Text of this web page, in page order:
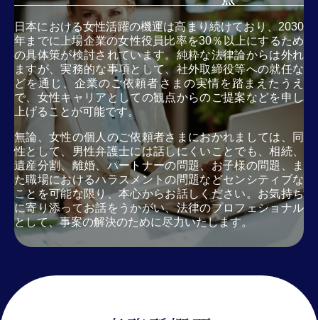
日本における女性活躍の機運は高まり続けており、2030
年までに上場企業の女性役員比率を30％以上にするため
の具体策が検討されています。純粋な法律論からは外れ
ますが、実務的な事項として、社外取締役等への就任な
どを通じ、企業のご依頼者さまの実情を踏まえたうえ
で、女性キャリアとしての観点からのご提案などを申し
上げることが可能です。
無論、女性の個人のご依頼者さまにおかれましては、同
性として、男性弁護士には話しにくいことでも、相続、
遺産分割、離婚、パートナーの問題、お子様の問題、ま
た職場におけるハラスメントの問題などセンシティブな
ことを可能な限り、本心からお話しください。お気持ち
に寄り添ってお話をうかがい、法律のプロフェショナル
として、事案の解決のために尽力いたします。